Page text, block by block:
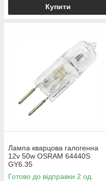
Купити
Лампа кварцова галогенна
12v 50w OSRAM 64440S
GY6.35
Готово до відправки 2 од.